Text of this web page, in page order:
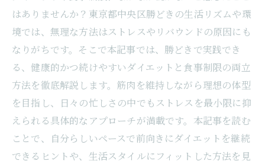
はありませんか？東京都中央区勝どきの生活リズムや環
境では、無理な方法はストレスやリバウンドの原因にも
なりがちです。そこで本記事では、勝どきで実践でき
る、健康的かつ続けやすいダイエットと食事制限の両立
方法を徹底解説します。筋肉を維持しながら理想の体型
を目指し、日々の忙しさの中でもストレスを最小限に抑
えられる具体的なアプローチが満載です。本記事を読む
ことで、自分らしいペースで前向きにダイエットを継続
できるヒントや、生活スタイルにフィットした方法を見